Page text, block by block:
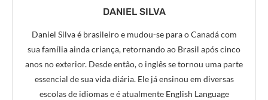
DANIEL SILVA
Daniel Silva é brasileiro e mudou-se para o Canadá com
sua família ainda criança, retornando ao Brasil após cinco
anos no exterior. Desde então, o inglês se tornou uma parte
essencial de sua vida diária. Ele já ensinou em diversas
escolas de idiomas e é atualmente English Language